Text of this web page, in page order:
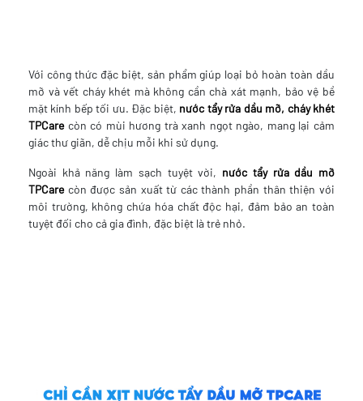
Với công thức đặc biệt, sản phẩm giúp loại bỏ hoàn toàn dầu
mỡ và vết cháy khét mà không cần chà xát mạnh, bảo vệ bề
mặt kính bếp tối ưu. Đặc biệt, nước tẩy rửa dầu mỡ, cháy khét
TPCare còn có mùi hương trà xanh ngọt ngào, mang lại cảm
giác thư giãn, dễ chịu mỗi khi sử dụng.
Ngoài khả năng làm sạch tuyệt vời, nước tẩy rửa dầu mỡ
TPCare còn được sản xuất từ các thành phần thân thiện với
môi trường, không chứa hóa chất độc hại, đảm bảo an toàn
tuyệt đối cho cả gia đình, đặc biệt là trẻ nhỏ.